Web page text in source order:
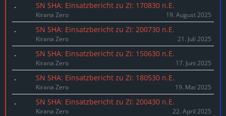
SN SHA: Einsatzbericht zu ZI: 170830 n.E.
Kirana Zero 19. August 2025
SN SHA: Einsatzbericht zu ZI: 200730 n.E.
Kirana Zero 21. Juli 2025
SN SHA: Einsatzbericht zu ZI: 150630 n.E.
Kirana Zero 17. Juni 2025
SN SHA: Einsatzbericht zu ZI: 180530 n.E.
Kirana Zero 19. Mai 2025
SN SHA: Einsatzbericht zu ZI: 200430 n.E.
Kirana Zero 22. April 2025